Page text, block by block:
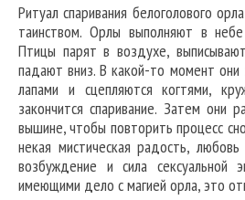
Ритуал спаривания белоголового
таинством. Орлы выполняют в
Птицы парят в воздухе,
падают вниз. В какой-то момент они
лапами и сцепляются когтями,
закончится спаривание. Затем они
вышине, чтобы повторить процесс
некая мистическая радость,
возбуждение и сила сексуальной
имеющими дело с магией орла, это